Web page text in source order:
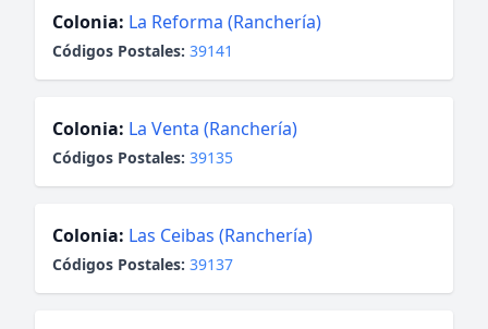
Colonia: La Reforma (Ranchería)
Códigos Postales: 39141
Colonia: La Venta (Ranchería)
Códigos Postales: 39135
Colonia: Las Ceibas (Ranchería)
Códigos Postales: 39137